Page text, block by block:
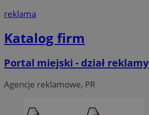
reklama
Katalog firm
Portal miejski - dział reklamy
Agencje reklamowe, PR